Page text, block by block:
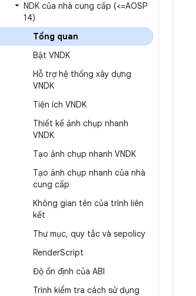
NDK của nhà cung cấp (<=AOSP
14)
Tổng quan
Bật VNDK
Hỗ trợ hệ thống xây dựng
VNDK
Tiện ích VNDK
Thiết kế ảnh chụp nhanh
VNDK
Tạo ảnh chụp nhanh VNDK
Tạo ảnh chụp nhanh của nhà
cung cấp
Không gian tên của trình liên
kết
Thư mục, quy tắc và sepolicy
RenderScript
Độ ổn định của ABI
Trình kiểm tra cách sử dụng